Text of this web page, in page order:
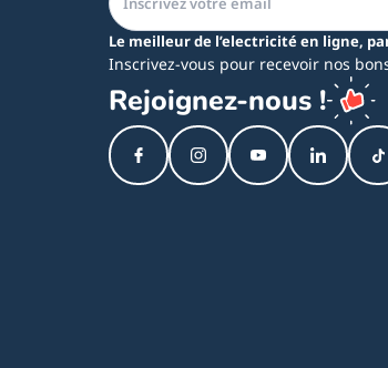
Le meilleur de l’electricité en ligne,
Inscrivez-vous pour recevoir nos
Rejoignez-nous !